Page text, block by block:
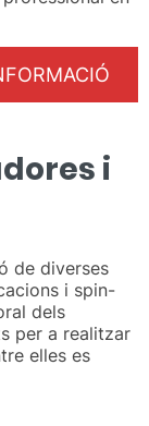
i
de diverses
i spin-
dels
per a realitzar
elles es